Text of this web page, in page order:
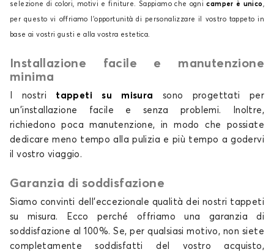
selezione di colori, motivi e finiture. Sappiamo che ognicamper è unico,
per questo vi offriamo l'opportunità di personalizzare il vostro tappeto in
base ai vostri gusti e alla vostra estetica.
Installazione facile e manutenzione
minima
I nostri tappeti su misura
sono progettati per
un'installazione facile e senza problemi. Inoltre,
richiedono poca manutenzione, in modo che possiate
dedicare meno tempo alla pulizia e più tempo a godervi
il vostro viaggio.
Garanzia di soddisfazione
Siamo convinti dell'eccezionale qualità dei nostri tappeti
su misura. Ecco perché offriamo una garanzia di
soddisfazione al 100%. Se, per qualsiasi motivo, non siete
completamente soddisfatti del vostro acquisto,